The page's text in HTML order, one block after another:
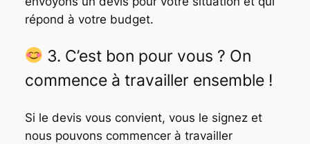
répond à votre budget.
3. C’est bon pour vous ? On
commence à travailler ensemble!
Si le devis vous convient, vous le signez et
nous pouvons commencer à travailler